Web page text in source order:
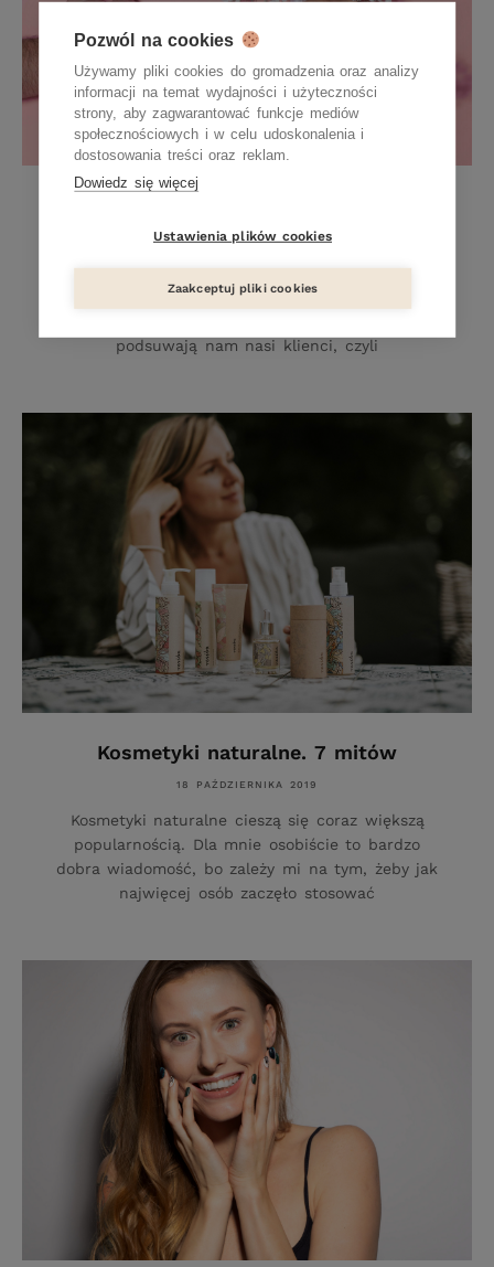
18 PAŹDZIERNIKA 2019
Odpowiedź na to pytanie nie jest trudna, ale
wielowątkowa. Powodów, dla których warto
podsuwają nam nasi klienci, czyli
Kosmetyki naturalne. 7 mitów
18 PAŹDZIERNIKA 2019
Kosmetyki naturalne cieszą się coraz większą
popularnością. Dla mnie osobiście to bardzo
dobra wiadomość, bo zależy mi na tym, żeby jak
najwięcej osób zaczęło stosować
Pozwól na cookies
Używamy pliki cookies do gromadzenia oraz analizy
informacji na temat wydajności i użyteczności
strony, aby zagwarantować funkcje mediów
społecznościowych i w celu udoskonalenia i
dostosowania treści oraz reklam.
Dowiedz się więcej
Ustawienia plików cookies
Zaakceptuj pliki cookies